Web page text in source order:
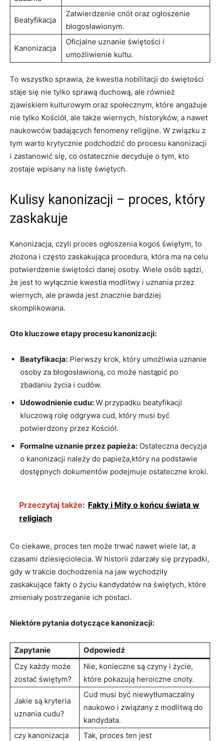
Beatyfikacja
Zatwierdzenie cnót oraz⁣ ogłoszenie
błogosławionym.
Kanonizacja
Oficjalne uznanie⁤ świętości i
umożliwienie kultu.
To wszystko sprawia, że ‍kwestia nobilitacji do świętości
staje się nie tylko sprawą duchową, ale⁤ również
zjawiskiem kulturowym oraz społecznym, ⁣które angażuje
nie ​tylko Kościół,‍ ale także wiernych, historyków, a nawet
‌naukowców⁣ badających fenomeny religijne. W związku z
tym⁤ warto krytycznie podchodzić do procesu kanonizacji
i zastanowić ‌się, co ostatecznie decyduje ‌o tym, ‍kto
zostaje wpisany⁢ na listę świętych.
Kulisy kanonizacji – proces,⁤ który
zaskakuje
Kanonizacja,​ czyli proces ⁤ogłoszenia kogoś ⁣świętym, to
złożona ‌i często⁤ zaskakująca procedura, która ma‌ na celu
potwierdzenie świętości ⁤danej‍ osoby. Wiele osób sądzi,
‌że jest to wyłącznie kwestia modlitwy i uznania przez
wiernych, ale prawda⁤ jest znacznie ⁢bardziej ​
skomplikowana.
Oto kluczowe etapy procesu kanonizacji:
Beatyfikacja: Pierwszy ⁢krok, który umożliwia‌ uznanie
osoby za błogosławioną,​ co może nastąpić po
zbadaniu życia ⁤i cudów.
Udowodnienie cudu: W przypadku ‌beatyfikacji
kluczową rolę odgrywa cud, który ‍musi być
potwierdzony przez Kościół.
Formalne uznanie przez papieża: ‍Ostateczna decyzja‌
o​ kanonizacji należy do papieża,który na podstawie
dostępnych⁢ dokumentów podejmuje ⁢ostateczne ⁤kroki.
Przeczytaj także: Fakty i Mity o końcu świata w
religiach
Co ​ciekawe, proces ten może ⁢trwać nawet wiele ‌lat, a
czasami dziesięciolecia. W historii ⁣zdarzały się przypadki,
gdy w​ trakcie ⁤dochodzenia ⁤na jaw wychodziły
zaskakujące fakty o życiu kandydatów ‌na⁣ świętych,‍ które
zmieniały postrzeganie ich‍ postaci.
Niektóre pytania⁤ dotyczące kanonizacji:
Zapytanie
Odpowiedź
Czy‌ każdy może
zostać świętym?
Nie,⁣ konieczne są ⁣czyny i życie,​
które ⁢pokazują heroiczne cnoty.
Jakie są kryteria
uznania​ cudu?
Cud⁤ musi być niewytłumaczalny
naukowo i ‌związany z modlitwą do
kandydata.
czy ⁣kanonizacja
Tak, proces ten jest